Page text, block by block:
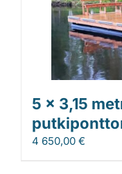
5 x 3,15
4 650,00 €